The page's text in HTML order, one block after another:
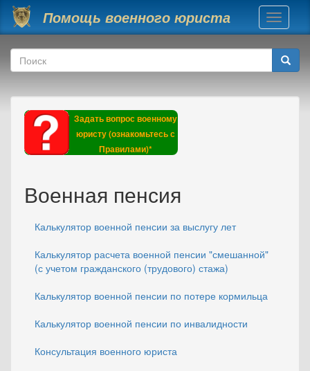
Перейти к основному содержанию
Помощь военного юриста
Toggle
Форма поиска
Поиск
Задать вопрос военному
юристу (ознакомьтесь с
Правилами)*
Военная пенсия
Калькулятор военной пенсии за выслугу лет
Калькулятор расчета военной пенсии "смешанной"
(с учетом гражданского (трудового) стажа)
Калькулятор военной пенсии по потере кормильца
Калькулятор военной пенсии по инвалидности
Консультация военного юриста